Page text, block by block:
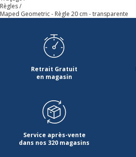
Règles
Maped Geometric - Règle 20 cm - transparente
Retrait Gratuit
en magasin
Service après-vente
dans nos 320 magasins